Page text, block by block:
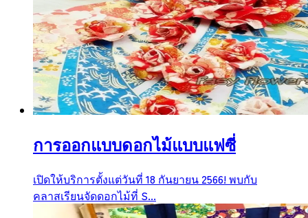
การออกแบบดอกไม้แบบแฟซี่
เปิดให้บริการตั้งแต่วันที่ 18 กันยายน 2566! พบกับ
คลาสเรียนจัดดอกไม้ที่ S...